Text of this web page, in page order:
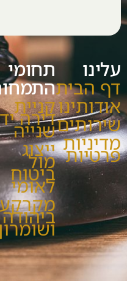
עלינו
דף הבית
אודותינו
שירותים
מדיניות
פרטיות
תחומי
קניית
דירה יד
שנייה
ייצוג
מול
ביטוח
לאומי
ביהודה